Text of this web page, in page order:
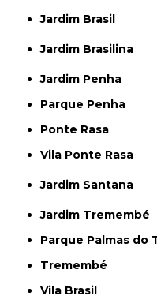
Jardim Brasil
Jardim Brasilina
Jardim Penha
Parque Penha
Ponte Rasa
Vila Ponte Rasa
Jardim Santana
Jardim Tremembé
Parque Palmas do
Tremembé
Vila Brasil